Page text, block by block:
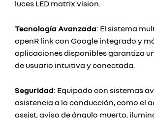
luces LED matrix vision.
Tecnología Avanzada: El sistema
openR link con Google integrado y
aplicaciones disponibles garantiza
de usuario intuitiva y conectada.
Seguridad: Equipado con sistemas
asistencia a la conducción, como el
assist, aviso de ángulo muerto,